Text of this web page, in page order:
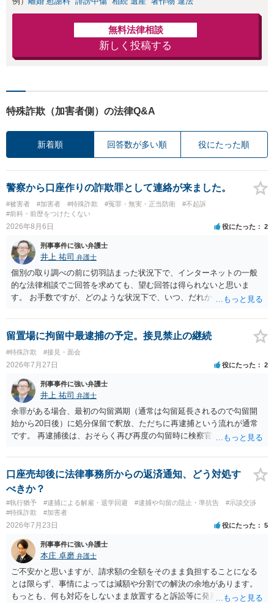
（被）請求事件で
多数の解決実績あ
り
無料法律相談
新しく投稿する
特殊詐欺（加害者側）の法律Q&A
新着順 回答数が多い順 役にたった順
警察から口座作りの詐欺罪として連絡が来ました。
#被害者 #加害者 #特殊詐欺 #冤罪・無実・正当防衛
#不起訴
#前科・前歴をつけたくない
2026年8月6日 役にたった 2
刑事事件に強い弁護士
井上 祐司 弁護士
個別の取り調べの前に切羽詰まった状況下で、インターネットの一般
的な法律相談でご回答を求めても、望む回答は得られないと思いま
す。 お手数ですが、どのような状況下で、いつ、だれからどのような
の程度だと聞いているのかということについて、お近くで詳細な法律
相談を受けられたうえで対処方法を探された方がよいと思われます。
一般論でいえば、任意取り調べの場合、ＩＣレコーダーを持参して取
り調べ内容を録音することは必須だと考えます。
留置場に拘留中最逮捕の予定。接見禁止の継続
#特殊詐欺 #接見・面会
2026年7月27日 役にたった 2
刑事事件に強い弁護士
井上 祐司 弁護士
余罪がある場合、最初の勾留満期（通常は勾留延長されるので勾留開
始から20日後）に処分保留で釈放、ただちに再逮捕という流れが通常
です。 再逮捕後は、おそらく再び再度の勾留時に検察官が接見禁止を
口座売却後に法律事務所からの返済通知、どう対処す
べきか？
#執行猶予 #逮捕による解雇・退学回避 #逮捕や勾留の阻止・準抗告
#示談交渉
#特殊詐欺
#加害者
2026年7月23日 役にたった 5
刑事事件に強い弁護士
本庄 卓磨 弁護士
ご不安かと思いますが、請求額の全額をそのまま負担することになる
とは限らず、事情によっては減額や分割での解決の余地があります。
もっとも、何も対応をしないまま放置すると訴訟等に発展してしまう